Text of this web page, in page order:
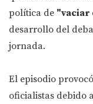
política de "vaciar
desarrollo del
jornada.
El episodio
oficialistas debido